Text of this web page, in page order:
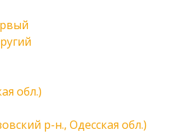
обл.)
р-н., Одесская обл.)